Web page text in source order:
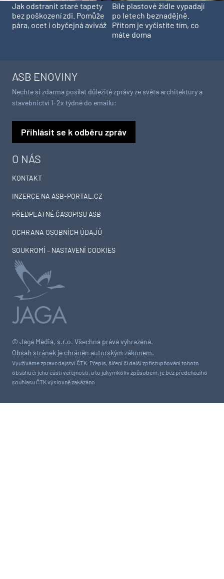
Jak odstranit staré tapety
bez poškození zdi. Pomůže
pára, ocet i obyčejná aviváž
Bílé plastové židle vypadají
po letech beznadějně.
Přitom je vyčistíte tím, co
máte doma
© Jaga Media, s.r.o. Všechna práva vyhrazena.
Obsah stránek je chráněn autorským zákonem.
Využíváme zpravodajství ČTK. Přepis, šíření či další zpřístupňování tohoto
obsahu či jeho části veřejnosti, a to jakýmkoliv způsobem, je bez předchozího
souhlasu ČTK výslovně zakázáno.
O NÁS
KONTAKT
INZERCE NA ASB-PORTAL.CZ
PŘEDPLATNÉ ČASOPISU ASB
OCHRANA OSOBNÍCH ÚDAJŮ
SOUKROMÍ – NASTAVENÍ COOKIES
ASB ENOVINY
Nechte si zdarma posílat důležité zprávy ze světa architektury a
stavebnictví 1-2x týdně do emailu:
Přihlásit se k odběru zpráv